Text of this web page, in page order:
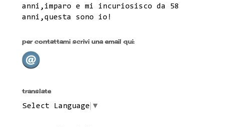
anni,imparo e mi incuriosisco da 58
anni,questa sono io!
per contattami scrivi una email qui:
translate
Select Language ▼